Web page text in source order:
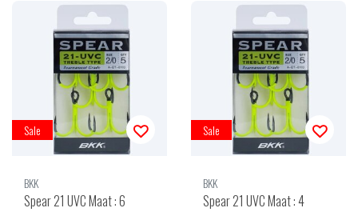
Sale
BKK
Spear 21 UVC Maat : 6
Sale
BKK
Spear 21 UVC Maat : 4